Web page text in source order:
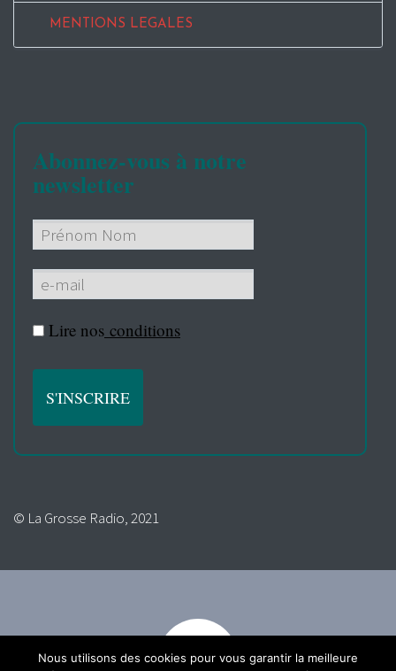
MENTIONS LEGALES
Abonnez-vous à notre
newsletter
Lire nos conditions
© La Grosse Radio, 2021
Nous utilisons des cookies pour vous garantir la meilleure